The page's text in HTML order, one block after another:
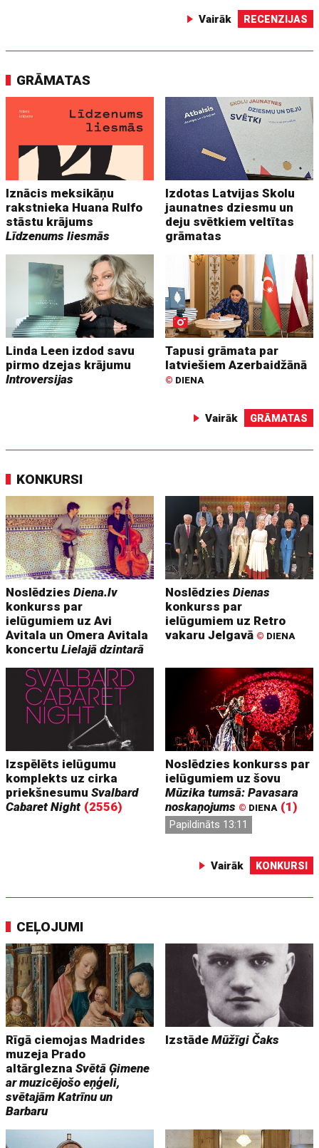
Vairāk RECENZIJAS
GRĀMATAS
Iznācis meksikāņu
rakstnieka Huana Rulfo
stāstu krājums
Līdzenums liesmās
Izdotas Latvijas Skolu
jaunatnes dziesmu un
deju svētkiem veltītas
grāmatas
Linda Leen izdod savu
pirmo dzejas krājumu
Introversijas
Tapusi grāmata par
latviešiem Azerbaidžānā
© DIENA
Vairāk GRĀMATAS
KONKURSI
NoslēdziesDiena.lv
konkurss par
ielūgumiem uz Avi
Avitala un Omera Avitala
koncertuLielajā dzintarā
NoslēdziesDienas
konkurss par
ielūgumiem uz Retro
vakaru Jelgavā © DIENA
Izspēlēts ielūgumu
komplekts uz cirka
priekšnesumuSvalbard
Cabaret Night (2556)
Noslēdzies konkurss par
ielūgumiem uz šovu
Mūzika tumsā: Pavasara
noskaņojums © DIENA (1)
Papildināts 13:11
Vairāk KONKURSI
CEĻOJUMI
Rīgā ciemojas Madrides
muzeja Prado
altārgleznaSvētā Ģimene
ar muzicējošo eņģeli,
svētajām Katrīnu un
Barbaru
IzstādeMūžīgi Čaks